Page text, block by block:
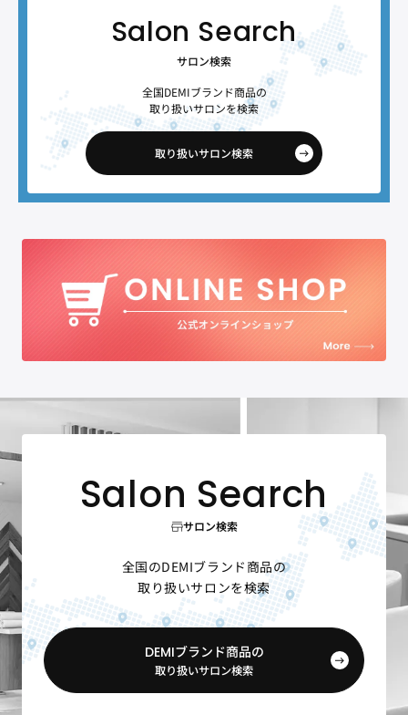
サロン検索
全国DEMIブランド商品の
取り扱いサロンを検索
取り扱いサロン検索
サロン検索
全国のDEMIブランド商品の
取り扱いサロンを検索
DEMIブランド商品の
取り扱いサロン検索